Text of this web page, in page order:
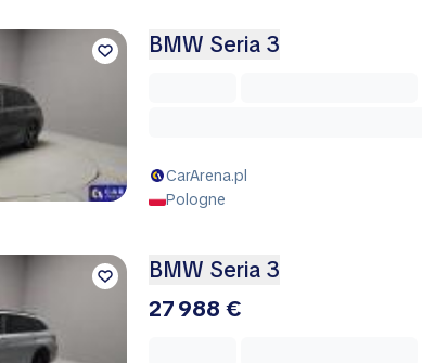
BMW Seria 3
CarArena.pl
Pologne
BMW Seria 3
27 988 €